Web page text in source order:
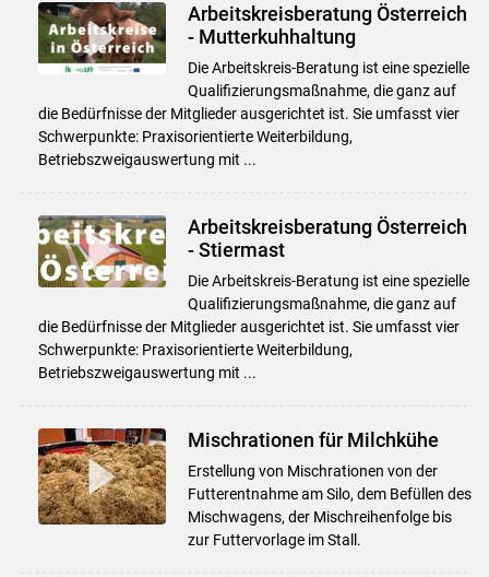
Arbeitskreisberatung Österreich
- Mutterkuhhaltung
Die Arbeitskreis-Beratung ist eine spezielle
Qualifizierungsmaßnahme, die ganz auf
die Bedürfnisse der Mitglieder ausgerichtet ist. Sie umfasst vier
Schwerpunkte: Praxisorientierte Weiterbildung,
Betriebszweigauswertung mit ...
Arbeitskreisberatung Österreich
- Stiermast
Die Arbeitskreis-Beratung ist eine spezielle
Qualifizierungsmaßnahme, die ganz auf
die Bedürfnisse der Mitglieder ausgerichtet ist. Sie umfasst vier
Schwerpunkte: Praxisorientierte Weiterbildung,
Betriebszweigauswertung mit ...
Mischrationen für Milchkühe
Erstellung von Mischrationen von der
Futterentnahme am Silo, dem Befüllen des
Mischwagens, der Mischreihenfolge bis
zur Futtervorlage im Stall.